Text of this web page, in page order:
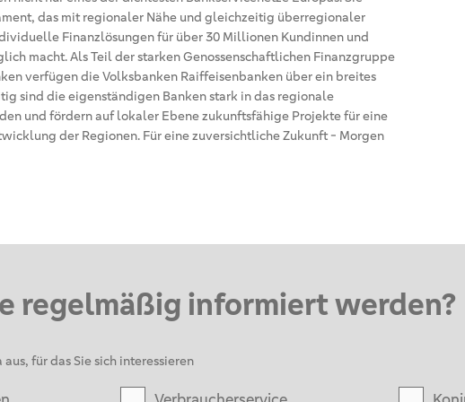
das mit regionaler Nähe und gleichzeitig überregionaler
Finanzlösungen für über 30 Millionen Kundinnen und
macht. Als Teil der starken Genossenschaftlichen Finanzgruppe
verfügen die Volksbanken Raiffeisenbanken über ein breites
sind die eigenständigen Banken stark in das regionale
und fördern auf lokaler Ebene zukunftsfähige Projekte für eine
der Regionen. Für eine zuversichtliche Zukunft - Morgen
regelmäßig informiert werden?
für das Sie sich interessieren